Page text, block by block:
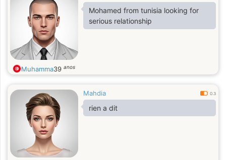
Mohamed from tunisia looking for
serious relationship
Muhamma39 anos
Mahdia 0.3
rien a dit